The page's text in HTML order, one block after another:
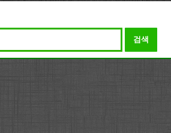
검색